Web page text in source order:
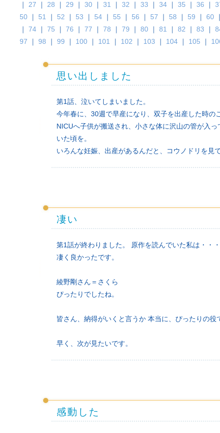
｜ 27 ｜ 28 ｜ 29 ｜ 30 ｜ 31 ｜ 32 ｜ 33 ｜ 34 ｜ 35 ｜ 36 ｜
50 ｜ 51 ｜ 52 ｜ 53 ｜ 54 ｜ 55 ｜ 56 ｜ 57 ｜ 58 ｜ 59 ｜ 60
｜ 74 ｜ 75 ｜ 76 ｜ 77 ｜ 78 ｜ 79 ｜ 80 ｜ 81 ｜ 82 ｜ 83 ｜
97 ｜ 98 ｜ 99 ｜ 100 ｜ 101 ｜ 102 ｜ 103 ｜ 104 ｜ 105 ｜
思い出しました
第1話、泣いてしまいました。
今年春に、30週で早産になり、双子を出産した時の
NICUへ子供が搬送され、小さな体に沢山の管が入
いた頃を。
いろんな妊娠、出産があるんだと、コウノドリを見
凄い
第1話が終わりました。 原作を読んでいた私は・・
凄く良かったです。
綾野剛さん＝さくら
ぴったりでしたね。
皆さん、納得がいくと言うか 本当に、ぴったりの役
早く、次が見たいです。
感動した